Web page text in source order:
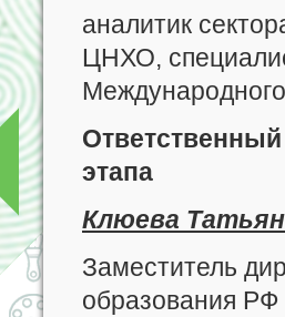
аналитик
ЦНХО,
этапа
Клюева
Заместитель
образования РФ